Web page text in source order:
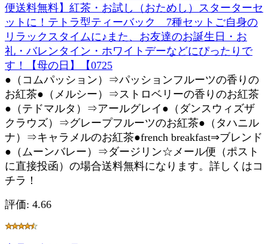
便送料無料】紅茶・お試し（おためし）スターターセ
ットに！テトラ型ティーバック 7種セットご自身の
リラックスタイムに♪また、お友達のお誕生日・お
礼・バレンタイン・ホワイトデーなどにぴったりで
す！【母の日】【0725
●（コムパッション）⇒パッションフルーツの香りの
お紅茶●（メルシー）⇒ストロベリーの香りのお紅茶
●（テドマルタ）⇒アールグレイ●（ダンスウィズザ
クラウズ）⇒グレープフルーツのお紅茶●（タハニル
ナ）⇒キャラメルのお紅茶●french breakfast⇒ブレンド
●（ムーンバレー）⇒ダージリン☆メール便（ポスト
に直接投函）の場合送料無料になります。詳しくはコ
チラ！
評価: 4.66